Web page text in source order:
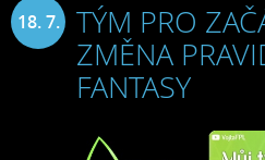
18. 7.
TÝM PRO
ZMĚNA
FANTASY